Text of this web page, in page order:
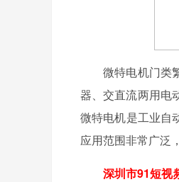
微特电机门类
器、交直流两用电
微特电机是工业自
应用范围非常广泛
深圳市91短视